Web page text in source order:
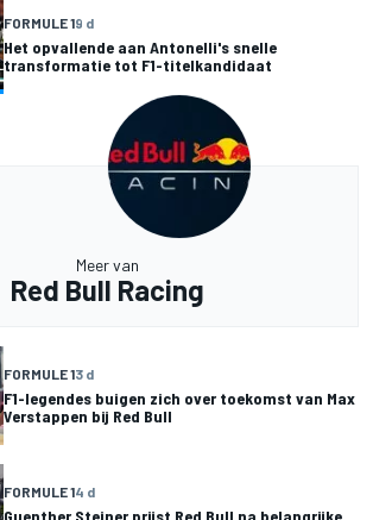
FORMULE 19 d
Het opvallende aan Antonelli's snelle
transformatie tot F1-titelkandidaat
Meer van
Red Bull Racing
FORMULE 13 d
F1-legendes buigen zich over toekomst van Max
Verstappen bij Red Bull
FORMULE 14 d